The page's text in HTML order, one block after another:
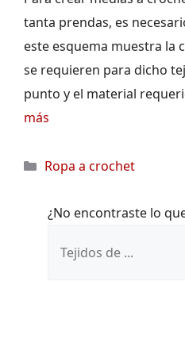
tanta prendas, es
este esquema muestra la
se requieren para dicho
punto y el material
más
Categorías
Ropa a crochet
¿No encontraste lo